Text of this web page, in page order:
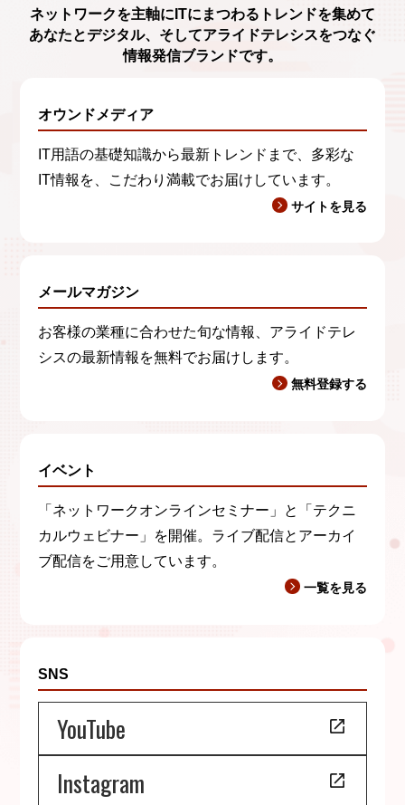
ネットワークを主軸に ITにまつわるトレンドを集めて
あなたとデジタル、 そしてアライドテレシスをつなぐ
情報発信ブランドです。
オウンドメディア
IT用語の基礎知識から最新トレンドまで、多彩な
IT情報を、こだわり満載でお届けしています。
サイトを見る
メールマガジン
お客様の業種に合わせた旬な情報、アライドテレ
シスの最新情報を無料でお届けします。
無料登録する
イベント
「ネットワークオンラインセミナー」と「テクニ
カルウェビナー」を開催。ライブ配信とアーカイ
ブ配信をご用意しています。
一覧を見る
SNS
YouTube
Instagram